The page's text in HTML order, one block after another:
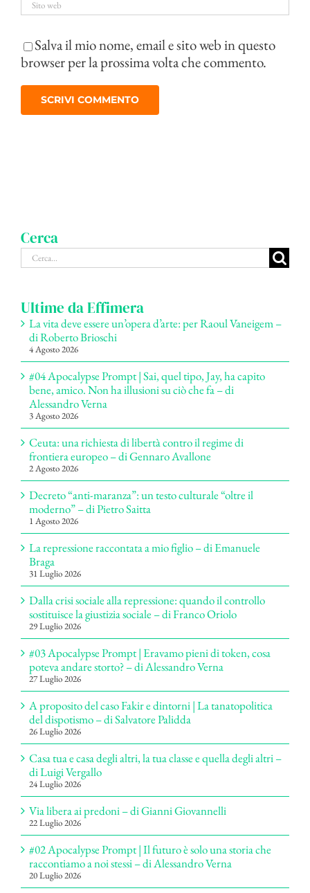
Salva il mio nome, email e sito web in questo
browser per la prossima volta che commento.
Cerca
Cerca
per:
Ultime da Effimera
La vita deve essere un’opera d’arte: per Raoul Vaneigem –
di Roberto Brioschi
4 Agosto 2026
#04 Apocalypse Prompt | Sai, quel tipo, Jay, ha capito
bene, amico. Non ha illusioni su ciò che fa – di
Alessandro Verna
3 Agosto 2026
Ceuta: una richiesta di libertà contro il regime di
frontiera europeo – di Gennaro Avallone
2 Agosto 2026
Decreto “anti-maranza”: un testo culturale “oltre il
moderno” – di Pietro Saitta
1 Agosto 2026
La repressione raccontata a mio figlio – di Emanuele
Braga
31 Luglio 2026
Dalla crisi sociale alla repressione: quando il controllo
sostituisce la giustizia sociale – di Franco Oriolo
29 Luglio 2026
#03 Apocalypse Prompt | Eravamo pieni di token, cosa
poteva andare storto? – di Alessandro Verna
27 Luglio 2026
A proposito del caso Fakir e dintorni | La tanatopolitica
del dispotismo – di Salvatore Palidda
26 Luglio 2026
Casa tua e casa degli altri, la tua classe e quella degli altri –
di Luigi Vergallo
24 Luglio 2026
Via libera ai predoni – di Gianni Giovannelli
22 Luglio 2026
#02 Apocalypse Prompt | Il futuro è solo una storia che
raccontiamo a noi stessi – di Alessandro Verna
20 Luglio 2026